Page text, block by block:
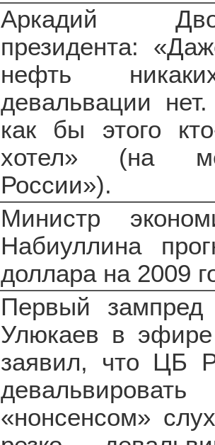
Аркадий
президента:
нефть
девальвации
как бы этого
хотел» (на
России»).
Министр
Набиуллина
доллара на 2009
Первый зампред
Улюкаев в эфире
заявил, что ЦБ
«нонсенсом»